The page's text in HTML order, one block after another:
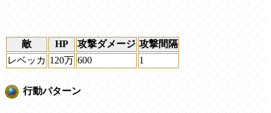
敵 HP 攻撃ダメージ 攻撃間隔
レベッカ 120万 600 1
行動パターン